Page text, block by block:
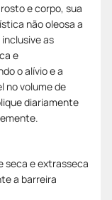
e corpo, sua
não oleosa a
as
e
o alívio e a
no volume de
diariamente
seca e extrasseca
a barreira